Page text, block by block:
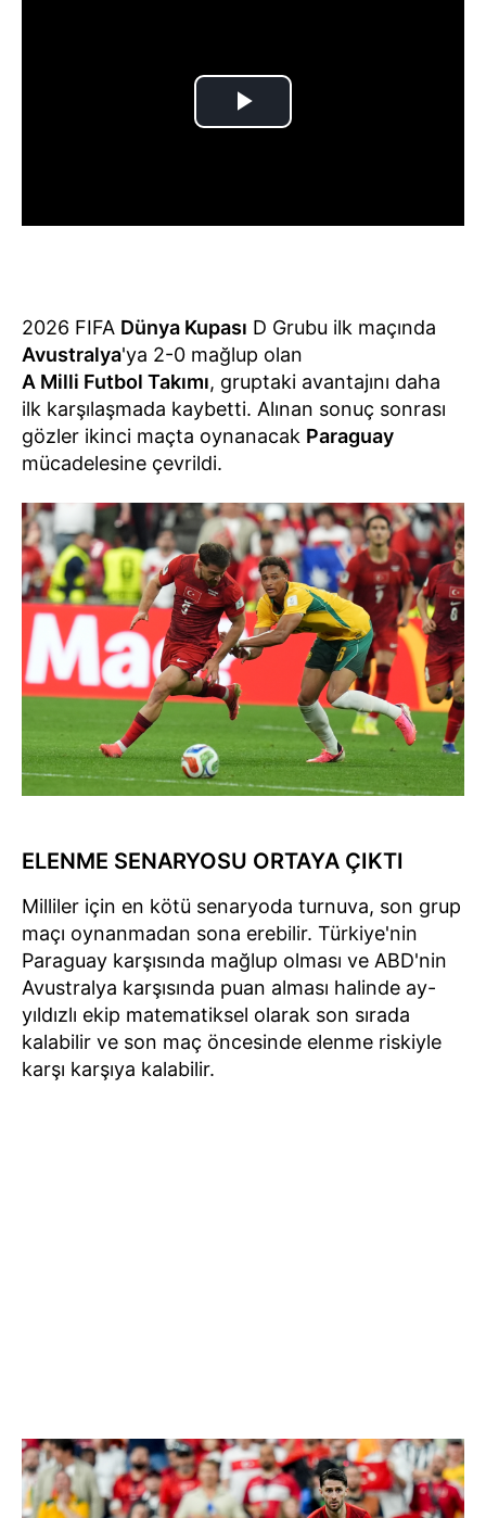
2026 FIFA Dünya Kupası D Grubu ilk maçında
Avustralya'ya 2-0 mağlup olan
A Milli Futbol Takımı, gruptaki avantajını daha
ilk karşılaşmada kaybetti. Alınan sonuç sonrası
gözler ikinci maçta oynanacak Paraguay
mücadelesine çevrildi.
ELENME SENARYOSU ORTAYA ÇIKTI
Milliler için en kötü senaryoda turnuva, son grup
maçı oynanmadan sona erebilir. Türkiye'nin
Paraguay karşısında mağlup olması ve ABD'nin
Avustralya karşısında puan alması halinde ay-
yıldızlı ekip matematiksel olarak son sırada
kalabilir ve son maç öncesinde elenme riskiyle
karşı karşıya kalabilir.